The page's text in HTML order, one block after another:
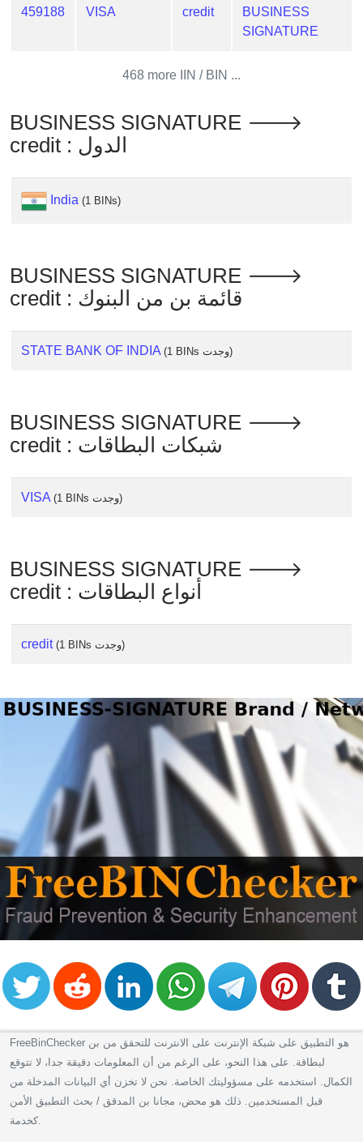
Generate
Credit
Card
Checker
Service
IP
Address
IP
Lookup
Checker
/
459188 VISA credit
BUSINESS
SIGNATURE
468 more IIN / BIN ...
BUSINESS SIGNATURE 🡒
credit : الدول
India (1 BINs)
BUSINESS SIGNATURE 🡒
credit : قائمة بن من البنوك
STATE BANK OF INDIA (1 BINs وجدت)
BUSINESS SIGNATURE 🡒
credit : شبكات البطاقات
VISA (1 BINs وجدت)
BUSINESS SIGNATURE 🡒
credit : أنواع البطاقات
credit (1 BINs وجدت)
FreeBinChecker هو التطبيق على شبكة الإنترنت على الانترنت للتحقق من بن
لبطاقة. على هذا النحو، على الرغم من أن المعلومات دقيقة جدا، لا تتوقع
الكمال. استخدمه على مسؤوليتك الخاصة. نحن لا تخزن أي البيانات المدخلة من
قبل المستخدمين. ذلك هو محض، مجانا بن المدقق / بحث التطبيق الأمن